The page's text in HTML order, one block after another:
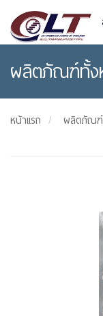
ผลิตภัณฑ์ทั้
หน้าแรก ผลิตภัณ